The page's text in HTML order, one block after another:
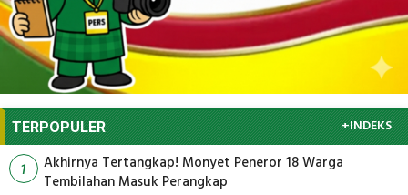
TERPOPULER +INDEKS
1
Akhirnya Tertangkap! Monyet Peneror 18 Warga
Tembilahan Masuk Perangkap